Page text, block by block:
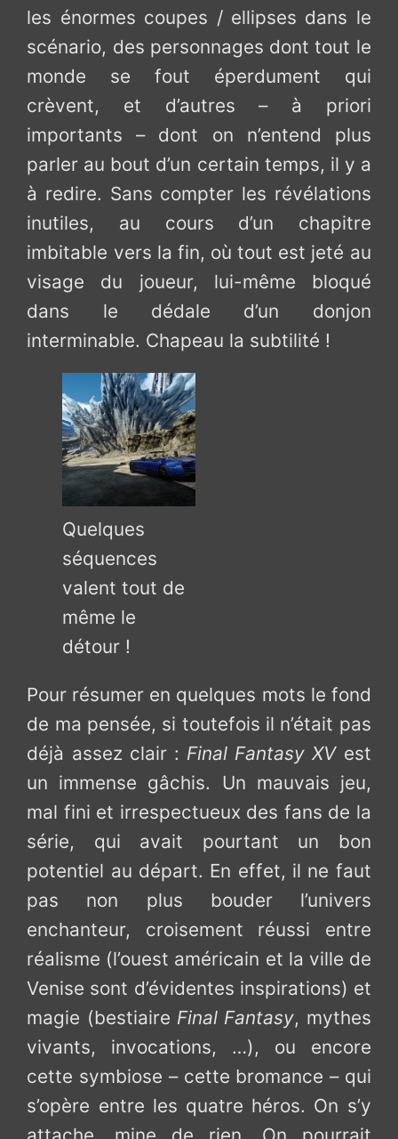
les énormes coupes / ellipses dans le
scénario, des personnages dont tout le
monde se fout éperdument qui
crèvent, et d’autres – à priori
importants – dont on n’entend plus
parler au bout d’un certain temps, il y a
à redire. Sans compter les révélations
inutiles, au cours d’un chapitre
imbitable vers la fin, où tout est jeté au
visage du joueur, lui-même bloqué
dans le dédale d’un donjon
interminable. Chapeau la subtilité !
Quelques
séquences
valent tout de
même le
détour !
Pour résumer en quelques mots le fond
de ma pensée, si toutefois il n’était pas
déjà assez clair : Final Fantasy XVest
un immense gâchis. Un mauvais jeu,
mal fini et irrespectueux des fans de la
série, qui avait pourtant un bon
potentiel au départ. En effet, il ne faut
pas non plus bouder l’univers
enchanteur, croisement réussi entre
réalisme (l’ouest américain et la ville de
Venise sont d’évidentes inspirations) et
magie (bestiaire Final Fantasy, mythes
vivants, invocations, …), ou encore
cette symbiose – cette bromance – qui
s’opère entre les quatre héros. On s’y